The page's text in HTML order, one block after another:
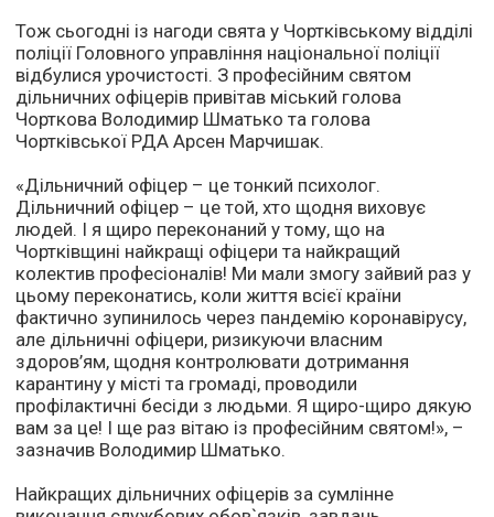
Тож сьогодні із нагоди свята у Чортківському відділі
поліції Головного управління національної поліції
відбулися урочистості. З професійним святом
дільничних офіцерів привітав міський голова
Чорткова Володимир Шматько та голова
Чортківської РДА Арсен Марчишак.
«Дільничний офіцер – це тонкий психолог.
Дільничний офіцер – це той, хто щодня виховує
людей. І я щиро переконаний у тому, що на
Чортківщині найкращі офіцери та найкращий
колектив професіоналів! Ми мали змогу зайвий раз у
цьому переконатись, коли життя всієї країни
фактично зупинилось через пандемію коронавірусу,
але дільничні офіцери, ризикуючи власним
здоров’ям, щодня контролювати дотримання
карантину у місті та громаді, проводили
профілактичні бесіди з людьми. Я щиро-щиро дякую
вам за це! І ще раз вітаю із професійним святом!», –
зазначив Володимир Шматько.
Найкращих дільничних офіцерів за сумлінне